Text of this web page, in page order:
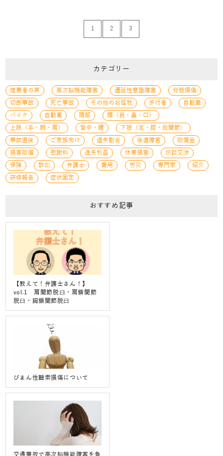
1 2 3
カテゴリー
推薦者の声 高次脳機能障害 遷延性意識障害
脊髄損傷
切断事故
死亡事故 その他のお怪我 歩行者
自転車
バイク
自動車 頭部
顔（目・鼻・口）
上肢（手・腕・肩）
背中・腰
下肢（足・膝・股関節）
事故直後
ご家族向け 過失割合 後遺障害
賠償金
損害賠償
慰謝料 逸失利益 休業損害
示談交渉
保険
訴訟 弁護士 費用 労災 専門家
紹介
研修報告
症状固定
おすすめ記事
【教えて！弁護士さん！】
vol.1 肩関節脱臼・肩鎖関節
脱臼・胸鎖関節脱臼
びまん性軸索損傷について